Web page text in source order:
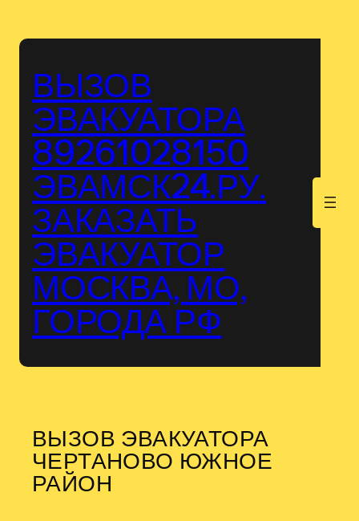
ВЫЗОВ
ЭВАКУАТОРА
89261028150
ЭВАМСК24.РУ.
ЗАКАЗАТЬ
ЭВАКУАТОР
МОСКВА, МО,
ГОРОДА РФ
ВЫЗОВ ЭВАКУАТОРА
ЧЕРТАНОВО ЮЖНОЕ
РАЙОН